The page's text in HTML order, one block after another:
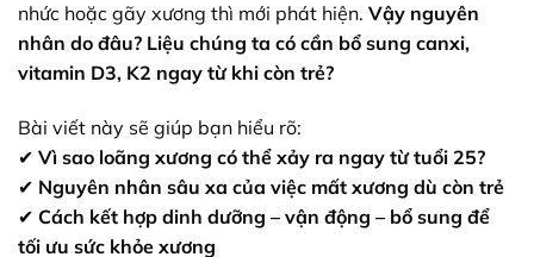
nhức hoặc gãy xương thì mới phát hiện. Vậy nguyên
nhân do đâu? Liệu chúng ta có cần bổ sung canxi,
vitamin D3, K2 ngay từ khi còn trẻ?
Bài viết này sẽ giúp bạn hiểu rõ:
✔ Vì sao loãng xương có thể xảy ra ngay từ tuổi 25?
✔ Nguyên nhân sâu xa của việc mất xương dù còn trẻ
✔ Cách kết hợp dinh dưỡng – vận động – bổ sung để
tối ưu sức khỏe xương